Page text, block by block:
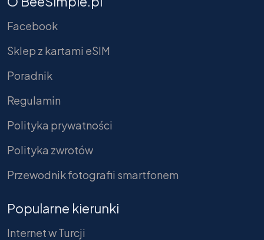
Facebook
Sklep z kartami eSIM
Poradnik
Regulamin
Polityka prywatności
Polityka zwrotów
Przewodnik fotografii smartfonem
Popularne kierunki
Internet w Turcji